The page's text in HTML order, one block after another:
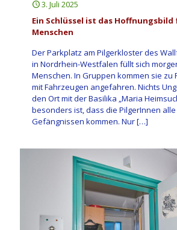
3. Juli 2025
Ein Schlüssel ist das
Menschen
Der Parkplatz am Pilgerkloster des
in Nordrhein-Westfalen füllt sich
Menschen. In Gruppen kommen sie zu
mit Fahrzeugen angefahren. Nichts
den Ort mit der Basilika „Maria
besonders ist, dass die PilgerInnen
Gefängnissen kommen. Nur[…]